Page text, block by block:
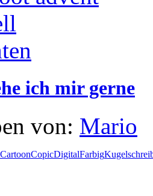
ich mir gerne
von: Mario
CartoonCopicDigitalFarbig